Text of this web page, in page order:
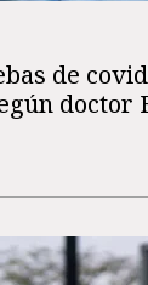
de
doctor